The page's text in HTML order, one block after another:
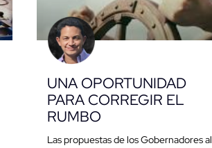
UNA OPORTUNIDAD
PARA CORREGIR EL
RUMBO
Las propuestas de los Gobernadores al